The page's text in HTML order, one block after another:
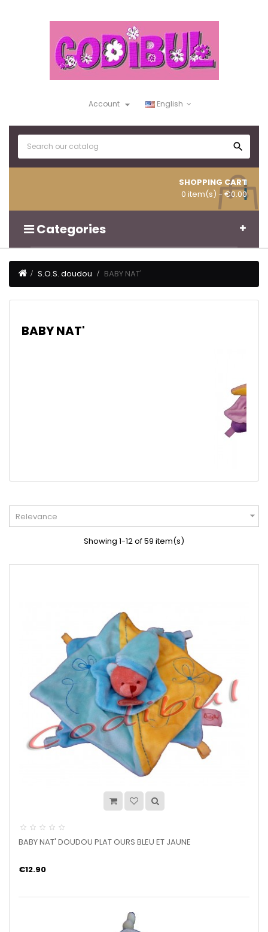
English
Account 

SHOPPING CART
0 item(s) - €0.00
Categories
S.O.S. doudou BABY NAT'
BABY NAT'
Relevance 
Showing 1-12 of 59 item(s)
BABY NAT' DOUDOU PLAT OURS BLEU ET JAUNE
€12.90